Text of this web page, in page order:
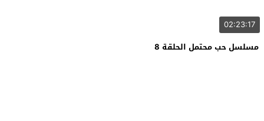
02:23:17
مسلسل حب محتمل الحلقة 8